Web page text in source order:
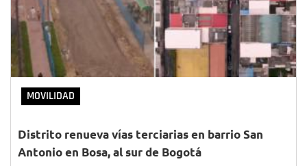
MOVILIDAD
Distrito renueva vías terciarias en barrio San
Antonio en Bosa, al sur de Bogotá